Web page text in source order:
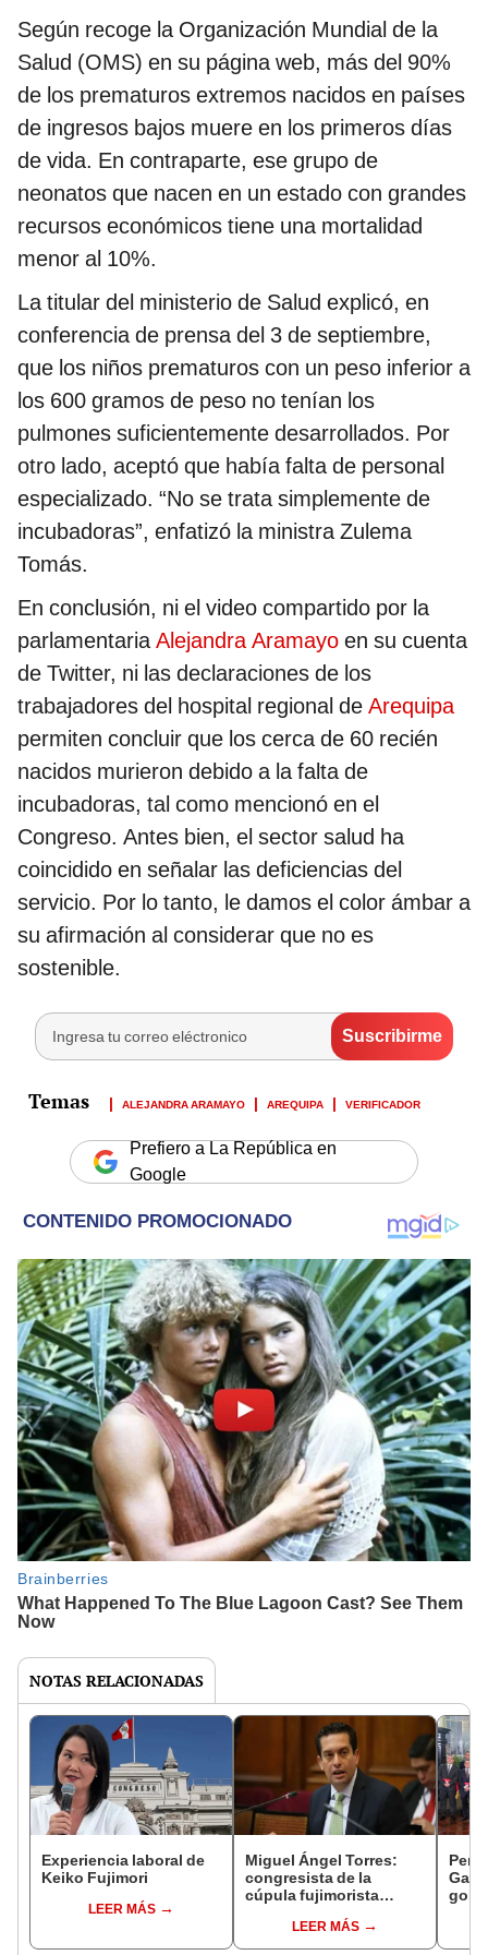
Según recoge la Organización Mundial de la
Salud (OMS) en su página web, más del 90%
de los prematuros extremos nacidos en países
de ingresos bajos muere en los primeros días
de vida. En contraparte, ese grupo de
neonatos que nacen en un estado con grandes
recursos económicos tiene una mortalidad
menor al 10%.
La titular del ministerio de Salud explicó, en
conferencia de prensa del 3 de septiembre,
que los niños prematuros con un peso inferior a
los 600 gramos de peso no tenían los
pulmones suficientemente desarrollados. Por
otro lado, aceptó que había falta de personal
especializado. “No se trata simplemente de
incubadoras”, enfatizó la ministra Zulema
Tomás.
En conclusión, ni el video compartido por la
parlamentariaAlejandra Aramayo en su cuenta
de Twitter, ni las declaraciones de los
trabajadores del hospital regional de Arequipa
permiten concluir que los cerca de 60 recién
nacidos murieron debido a la falta de
incubadoras, tal como mencionó en el
Congreso. Antes bien, el sector salud ha
coincidido en señalar las deficiencias del
servicio. Por lo tanto, le damos el color ámbar a
su afirmación al considerar que no es
sostenible.
ALEJANDRA ARAMAYO AREQUIPA VERIFICADOR
Prefiero a La República en
Google
NOTAS RELACIONADAS
Experiencia laboral de
Keiko Fujimori
LEER MÁS
Miguel Ángel Torres:
congresista de la
cúpula fujimorista
del SenadoLEER MÁS